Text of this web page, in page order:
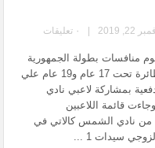
2019 ٠ تعليقات
منافسات بطولة الجمهورية
للريشة الطائرة تحت 17 عام و19 عام علي
بمشاركة لاعبي نادي
قائمة اللاعبين
من نادي الشمس كالاتي في
سيدات 1 ...